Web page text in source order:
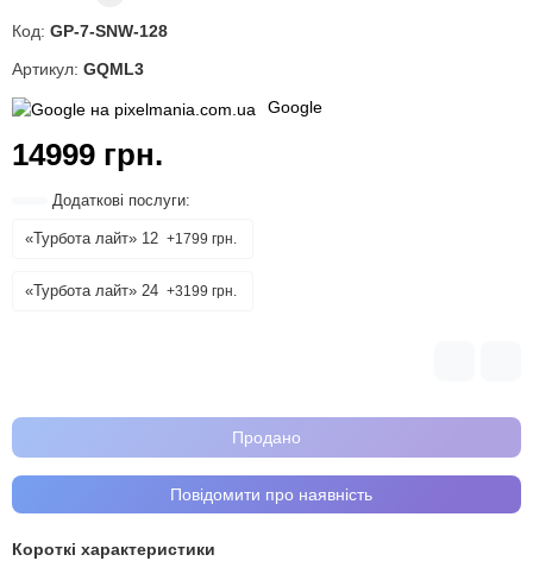
Код: GP-7-SNW-128
Артикул: GQML3
Google
14999 грн.
Додаткові послуги:
«Турбота лайт» 12 +1799 грн.
«Турбота лайт» 24 +3199 грн.
Продано
Повідомити про наявність
Короткі характеристики